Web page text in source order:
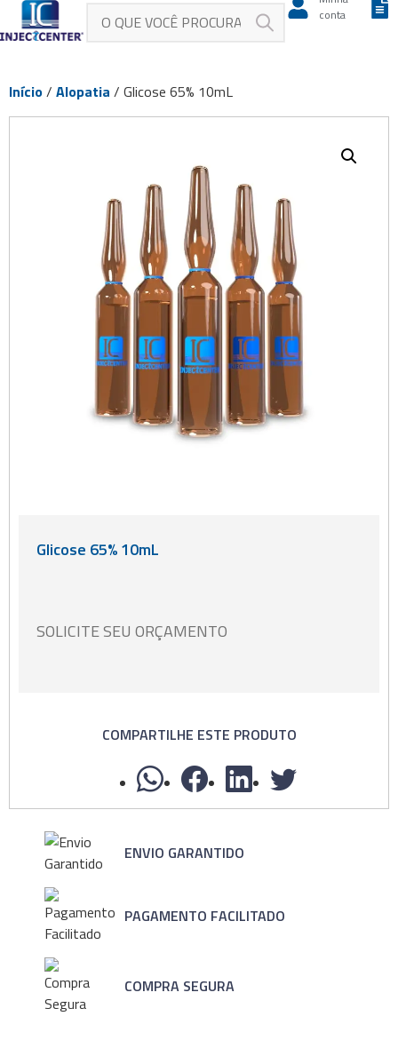
conta
Início/ Alopatia / Glicose 65% 10mL
Glicose 65% 10mL
SOLICITE SEU ORÇAMENTO
COMPARTILHE ESTE PRODUTO
ENVIO GARANTIDO
PAGAMENTO FACILITADO
COMPRA SEGURA